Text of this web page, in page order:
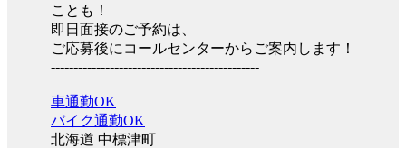
ことも！
即日面接のご予約は、
ご応募後にコールセンターからご案内します！
----------------------------------------------
車通勤OK
バイク通勤OK
北海道 中標津町